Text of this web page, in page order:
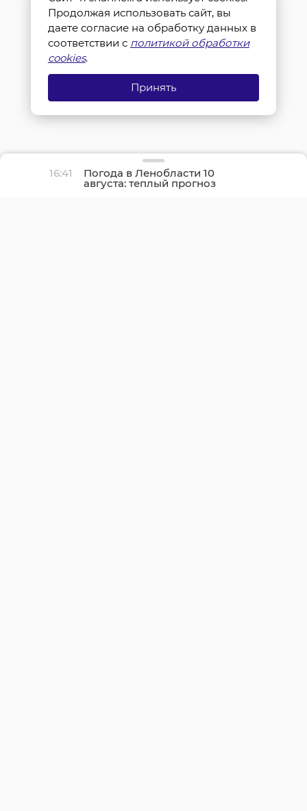
16:41 Погода в Ленобласти 10
августа: теплый прогноз
от Росгидромета
Продолжая использовать сайт, вы
даете согласие на обработку данных в
соответствии с политикой обработки
cookies.
Принять